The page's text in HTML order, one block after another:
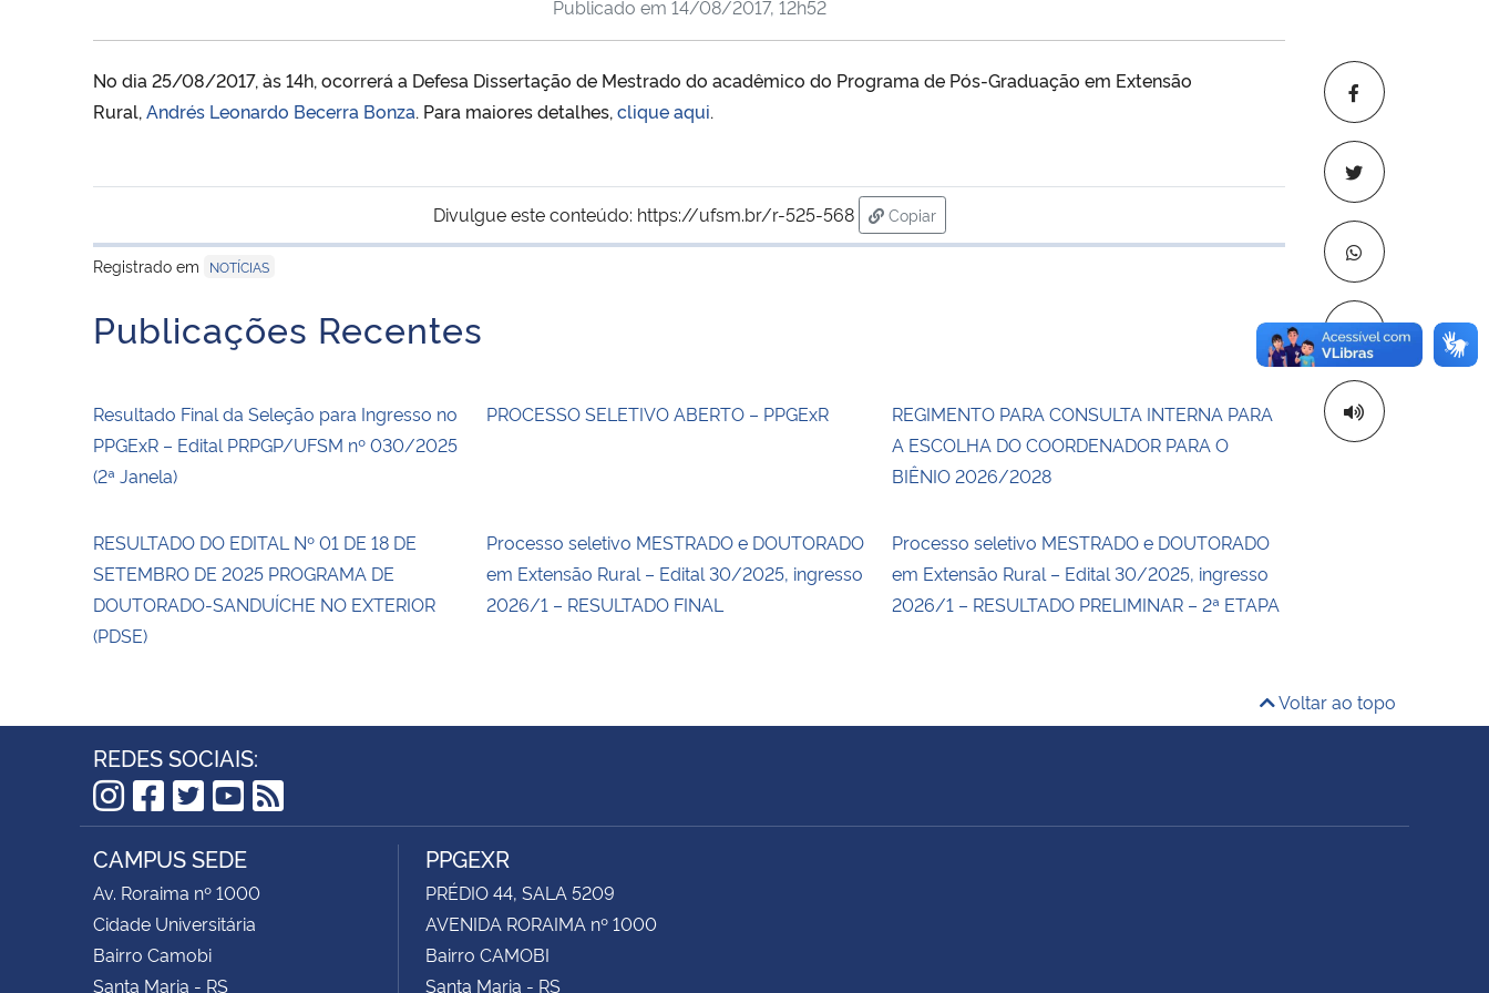
Copiar para
Publicado em 14/08/2017, 12h52
No dia 25/08/2017, às 14h, ocorrerá a Defesa Dissertação de Mestrado do acadêmico do Programa de Pós-Graduação em Extensão
Rural, Andrés Leonardo Becerra Bonza. Para maiores detalhes, clique aqui.
Divulgue este conteúdo: https://ufsm.br/r-525-568
Copiar
para área de transferência
Registrado em
NOTÍCIAS
Publicações Recentes
Resultado Final da Seleção para Ingresso no
PPGExR – Edital PRPGP/UFSM nº 030/2025
(2ª Janela)
PROCESSO SELETIVO ABERTO – PPGExR
REGIMENTO PARA CONSULTA INTERNA PARA
A ESCOLHA DO COORDENADOR PARA O
BIÊNIO 2026/2028
RESULTADO DO EDITAL Nº 01 DE 18 DE
SETEMBRO DE 2025 PROGRAMA DE
DOUTORADO-SANDUÍCHE NO EXTERIOR
(PDSE)
Processo seletivo MESTRADO e DOUTORADO
em Extensão Rural – Edital 30/2025, ingresso
2026/1 – RESULTADO FINAL
Processo seletivo MESTRADO e DOUTORADO
em Extensão Rural – Edital 30/2025, ingresso
2026/1 – RESULTADO PRELIMINAR – 2ª ETAPA
Voltar ao topo
REDES SOCIAIS:
Instagram
Facebook
Twitter
YouTube
RSS
CAMPUS SEDE
Av. Roraima nº 1000
Cidade Universitária
Bairro Camobi
Santa Maria - RS
PPGEXR
PRÉDIO 44, SALA 5209
AVENIDA RORAIMA nº 1000
Bairro CAMOBI
Santa Maria - RS